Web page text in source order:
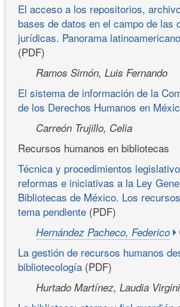
El acceso a los repositorios,
bases de datos en el campo de las
jurídicas. Panorama
(PDF)
Ramos Simón, Luis Fernando
El sistema de información de la
de los Derechos Humanos en
Carreón Trujillo, Celia
Recursos humanos en bibliotecas
Técnica y procedimientos
reformas e iniciativas a la Ley
Bibliotecas de México. Los
tema pendiente (PDF)
Hernández Pacheco, Federico
La gestión de recursos humanos
bibliotecología (PDF)
Hurtado Martínez, Laudia